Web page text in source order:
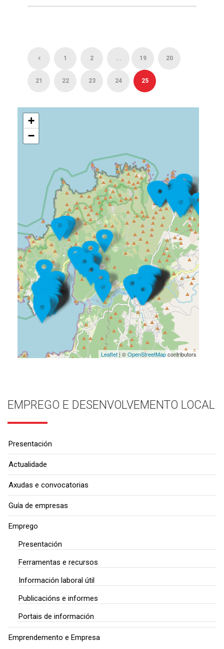
1 2 ... 19 20
21 22 23 24 25
+
−
Leaflet| ©OpenStreetMapcontributors
EMPREGO E DESENVOLVEMENTO LOCAL
Presentación
Actualidade
Axudas e convocatorias
Guía de empresas
Emprego
Presentación
Ferramentas e recursos
Información laboral útil
Publicacións e informes
Portais de información
Emprendemento e Empresa